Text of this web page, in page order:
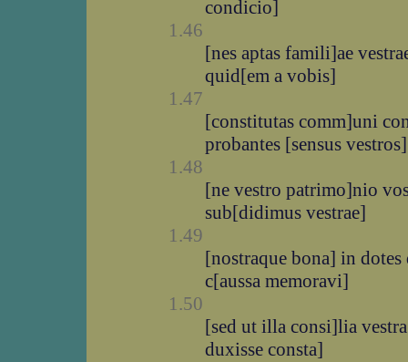
condicio]
1.46
[nes aptas famili]ae
quid[em a vobis]
1.47
[constitutas comm]uni
probantes [sensus vestros]
1.48
[ne vestro patrimo]nio
sub[didimus vestrae]
1.49
[nostraque bona] in
c[aussa memoravi]
1.50
[sed ut illa consi]lia
duxisse consta]